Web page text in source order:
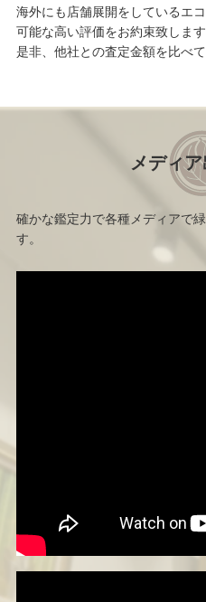
海外にも店舗展開をしているエ
可能な高い評価をお約束致します
是非、他社との査定金額を比べて
メディ
確かな鑑定力で各種メディアで
す。